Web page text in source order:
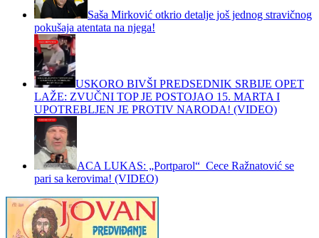
Saša Mirković otkrio detalje još jednog stravičnog
pokušaja atentata na njega!
USKORO BIVŠI PREDSEDNIK SRBIJE OPET
LAŽE: ZVUČNI TOP JE POSTOJAO 15. MARTA I
UPOTREBLJEN JE PROTIV NARODA! (VIDEO)
ACA LUKAS: „Portparol“ Cece Ražnatović se
pari sa kerovima! (VIDEO)